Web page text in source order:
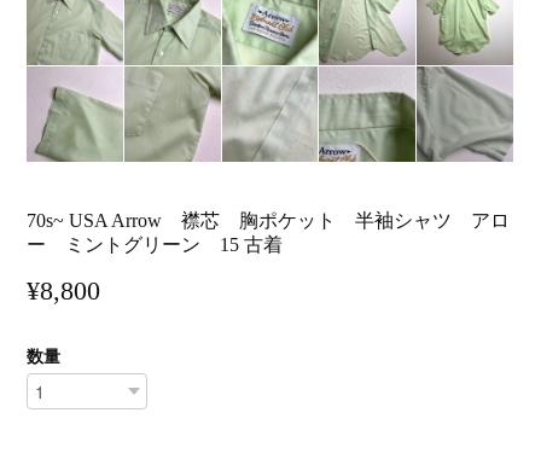
70s~ USA Arrow 襟芯 胸ポケット 半袖シャツ アロ
ー ミントグリーン 15 古着
¥8,800
数量